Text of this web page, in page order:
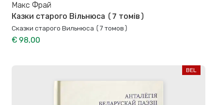
Макс Фрай
Казки старого Вільнюса (7 томів)
Сказки старого Вильнюса (7 томов)
€ 98,00
BEL